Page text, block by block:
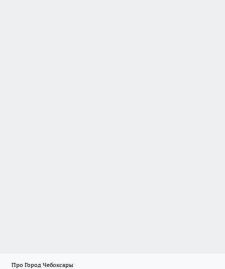
Про Город Чебоксары